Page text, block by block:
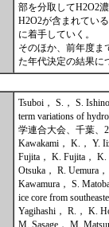
部を分取してH2O2
H2O2が含まれてい
に着手していく。
そのほか、前年度ま
た年代決定の結果に
Tsuboi， S.， S.
term variations of
学連合大会、千葉、
Kawakami， K.， Y.
Fujita， K. Fujita， K.
Otsuka， R. Uemura
Kawamura， S.
ice core from
Yagihashi， R.， K.
M. Sasage， M.